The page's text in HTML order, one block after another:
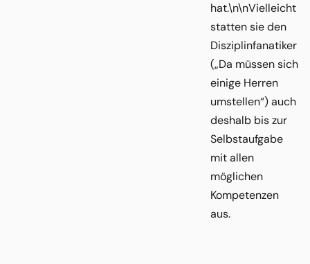
hat.\n\nVielleicht
statten sie den
Disziplinfanatiker
(„Da müssen sich
einige Herren
umstellen“) auch
deshalb bis zur
Selbstaufgabe
mit allen
möglichen
Kompetenzen
aus.